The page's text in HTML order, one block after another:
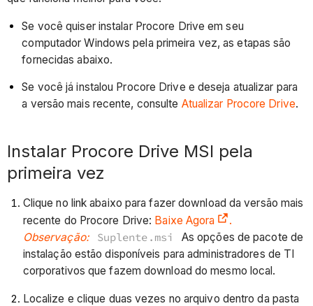
Se você quiser instalar Procore Drive em seu
computador Windows pela primeira vez, as etapas são
fornecidas abaixo.
Se você já instalou Procore Drive e deseja atualizar para
a versão mais recente, consulte Atualizar Procore Drive.
Instalar Procore Drive MSI pela
primeira vez
Clique no link abaixo para fazer download da versão mais
recente do Procore Drive: Baixe Agora
.
Observação:
Suplente.msi
As opções de pacote de
instalação estão disponíveis para administradores de TI
corporativos que fazem download do mesmo local.
Localize e clique duas vezes no arquivo dentro da pasta